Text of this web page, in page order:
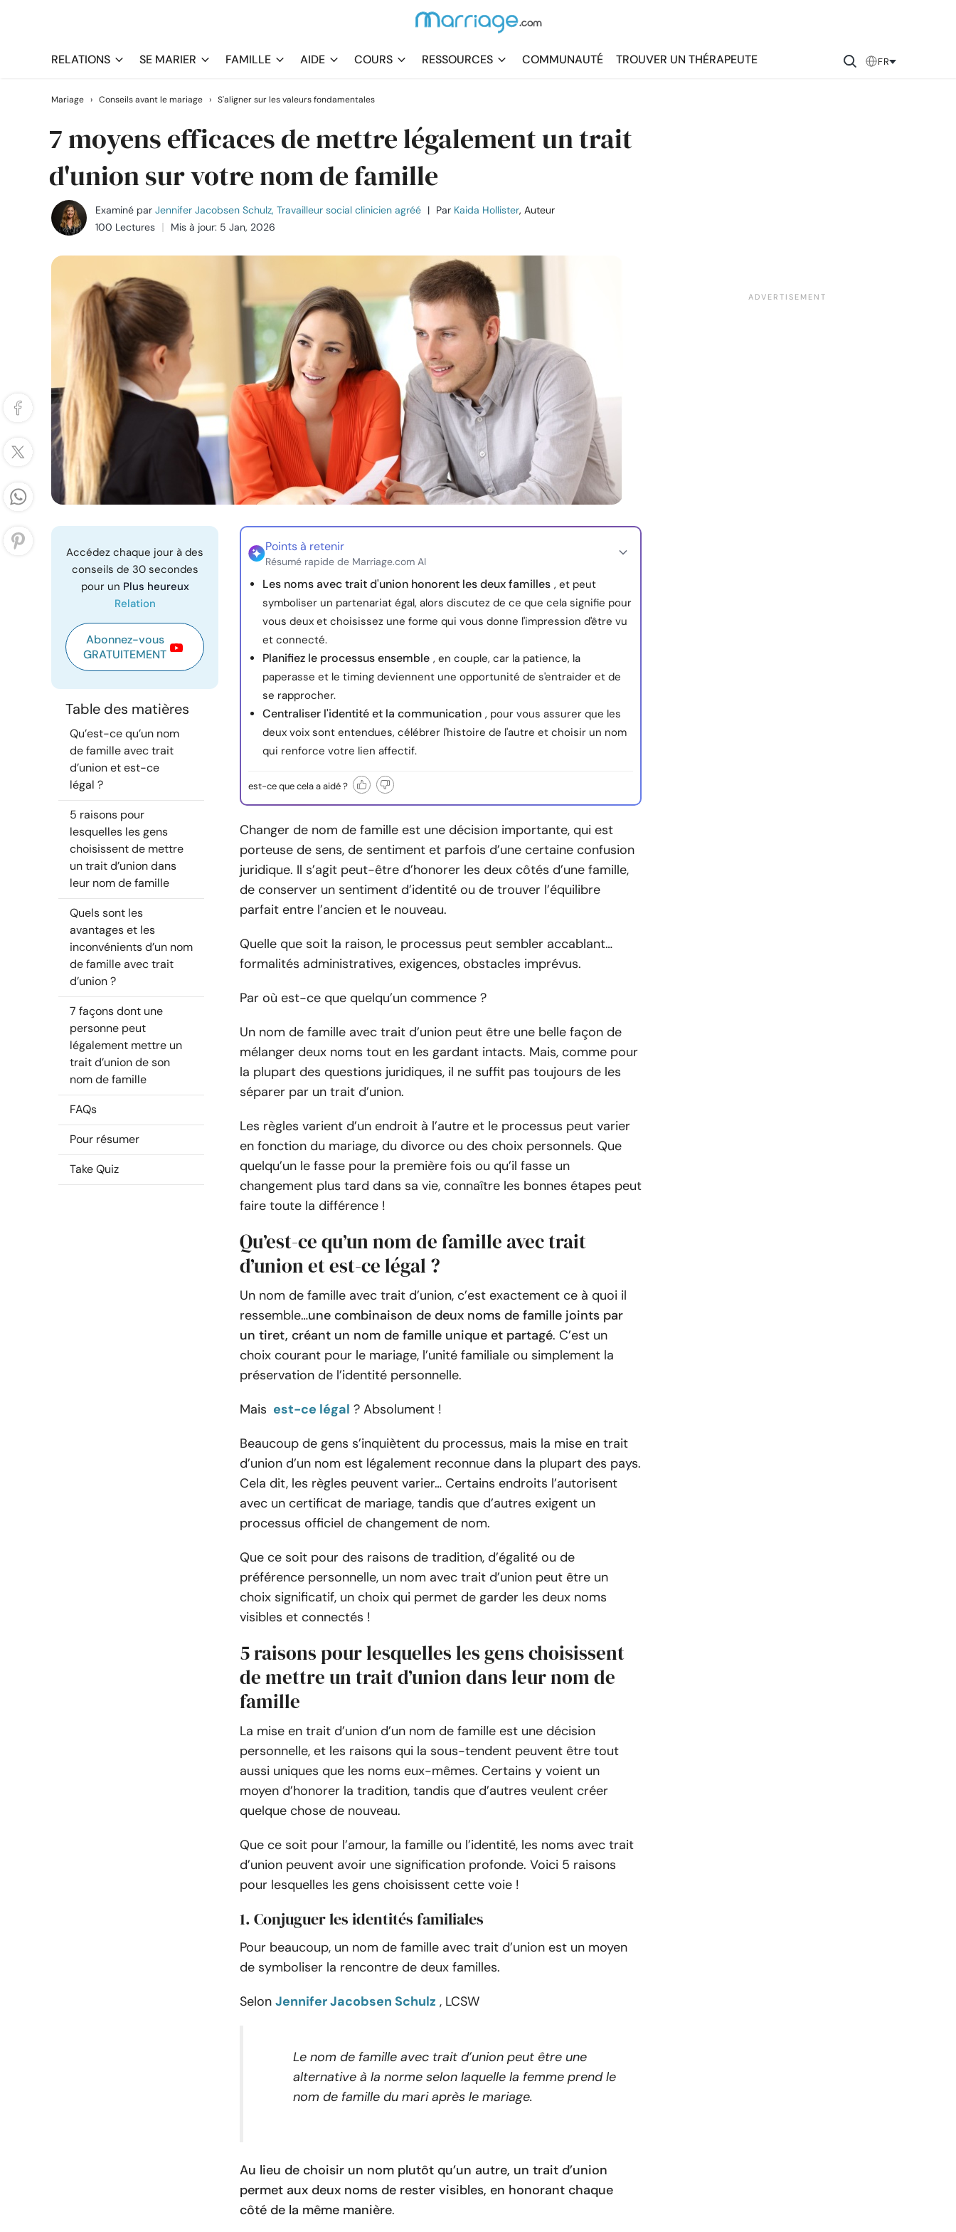
RELATIONS SE MARIER FAMILLE AIDE COURS RESSOURCES COMMUNAUTÉ TROUVER UN THÉRAPEUTE FR
Mariage › Conseils avant le mariage › S'aligner sur les valeurs fondamentales
7 moyens efficaces de mettre légalement un trait
d'union sur votre nom de famille
Examiné par Jennifer Jacobsen Schulz, Travailleur social clinicien agréé | Par Kaida Hollister, Auteur
100 Lectures
Mis à jour: 5 Jan, 2026
Accédez chaque jour à des
conseils de 30 secondes
pour un Plus heureux
Relation
Abonnez-vous
GRATUITEMENT
Table des matières
Qu’est-ce qu’un nom
de famille avec trait
d’union et est-ce
légal ?
5 raisons pour
lesquelles les gens
choisissent de mettre
un trait d’union dans
leur nom de famille
Quels sont les
avantages et les
inconvénients d’un nom
de famille avec trait
d’union ?
7 façons dont une
personne peut
légalement mettre un
trait d’union de son
nom de famille
FAQs
Pour résumer
Take Quiz
Points à retenir
Résumé rapide de Marriage.com AI
Les noms avec trait d'union honorent les deux familles , et peut
symboliser un partenariat égal, alors discutez de ce que cela signifie pour
vous deux et choisissez une forme qui vous donne l'impression d'être vu
et connecté.
Planifiez le processus ensemble , en couple, car la patience, la
paperasse et le timing deviennent une opportunité de s'entraider et de
se rapprocher.
Centraliser l'identité et la communication , pour vous assurer que les
deux voix sont entendues, célébrer l'histoire de l'autre et choisir un nom
qui renforce votre lien affectif.
est-ce que cela a aidé ?
Changer de nom de famille est une décision importante, qui est
porteuse de sens, de sentiment et parfois d’une certaine confusion
juridique. Il s’agit peut-être d’honorer les deux côtés d’une famille,
de conserver un sentiment d’identité ou de trouver l’équilibre
parfait entre l’ancien et le nouveau.
Quelle que soit la raison, le processus peut sembler accablant…
formalités administratives, exigences, obstacles imprévus.
Par où est-ce que quelqu’un commence ?
Un nom de famille avec trait d’union peut être une belle façon de
mélanger deux noms tout en les gardant intacts. Mais, comme pour
la plupart des questions juridiques, il ne suffit pas toujours de les
séparer par un trait d’union.
Les règles varient d’un endroit à l’autre et le processus peut varier
en fonction du mariage, du divorce ou des choix personnels. Que
quelqu’un le fasse pour la première fois ou qu’il fasse un
changement plus tard dans sa vie, connaître les bonnes étapes peut
faire toute la différence !
Qu’est-ce qu’un nom de famille avec trait
d’union et est-ce légal ?
Un nom de famille avec trait d’union, c’est exactement ce à quoi il
ressemble…une combinaison de deux noms de famille joints par
un tiret, créant un nom de famille unique et partagé. C’est un
choix courant pour le mariage, l’unité familiale ou simplement la
préservation de l’identité personnelle.
Mais est-ce légal ? Absolument !
Beaucoup de gens s’inquiètent du processus, mais la mise en trait
d’union d’un nom est légalement reconnue dans la plupart des pays.
Cela dit, les règles peuvent varier… Certains endroits l’autorisent
avec un certificat de mariage, tandis que d’autres exigent un
processus officiel de changement de nom.
Que ce soit pour des raisons de tradition, d’égalité ou de
préférence personnelle, un nom avec trait d’union peut être un
choix significatif, un choix qui permet de garder les deux noms
visibles et connectés !
5 raisons pour lesquelles les gens choisissent
de mettre un trait d’union dans leur nom de
famille
La mise en trait d’union d’un nom de famille est une décision
personnelle, et les raisons qui la sous-tendent peuvent être tout
aussi uniques que les noms eux-mêmes. Certains y voient un
moyen d’honorer la tradition, tandis que d’autres veulent créer
quelque chose de nouveau.
Que ce soit pour l’amour, la famille ou l’identité, les noms avec trait
d’union peuvent avoir une signification profonde. Voici 5 raisons
pour lesquelles les gens choisissent cette voie !
1. Conjuguer les identités familiales
Pour beaucoup, un nom de famille avec trait d’union est un moyen
de symboliser la rencontre de deux familles.
Selon Jennifer Jacobsen Schulz , LCSW
Le nom de famille avec trait d’union peut être une
alternative à la norme selon laquelle la femme prend le
nom de famille du mari après le mariage.
Au lieu de choisir un nom plutôt qu’un autre, un trait d’union
permet aux deux noms de rester visibles, en honorant chaque
côté de la même manière.